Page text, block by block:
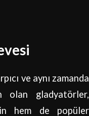
ve aynı zamanda
olan gladyatörler,
hem de popüler